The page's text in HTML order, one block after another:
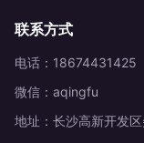
联系方式
电话：18674431425
微信：aqingfu
地址：长沙高新开发